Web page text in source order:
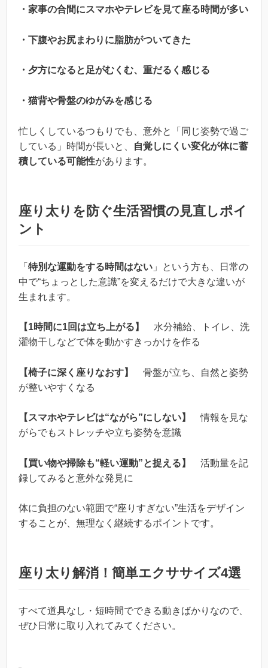
・家事の合間にスマホやテレビを見て座る時間が多い
・下腹やお尻まわりに脂肪がついてきた
・夕方になると足がむくむ、重だるく感じる
・猫背や骨盤のゆがみを感じる
忙しくしているつもりでも、意外と「同じ姿勢で過ご
している」時間が長いと、
自覚しにくい変化が体に蓄
積している可能性があります。
座り太りを防ぐ生活習慣の見直しポイ
ント
「 特別な運動をする時間はない 」という方も、日常の
中で“ちょっとした意識”を変えるだけで大きな違いが
生まれます。
【1時間に1回は立ち上がる】 水分補給、トイレ、洗
濯物干しなどで体を動かすきっかけを作る
【椅子に深く座りなおす】
骨盤が立ち、自然と姿勢
が整いやすくなる
【スマホやテレビは“ながら”にしない】
情報を見な
がらでもストレッチや立ち姿勢を意識
【買い物や掃除も“軽い運動”と捉える】 活動量を記
録してみると意外な発見に
体に負担のない範囲で“座りすぎない”生活をデザイン
することが、無理なく継続するポイントです。
座り太り解消！簡単エクササイズ4選
すべて道具なし・短時間でできる動きばかりなので、
ぜひ日常に取り入れてみてください。